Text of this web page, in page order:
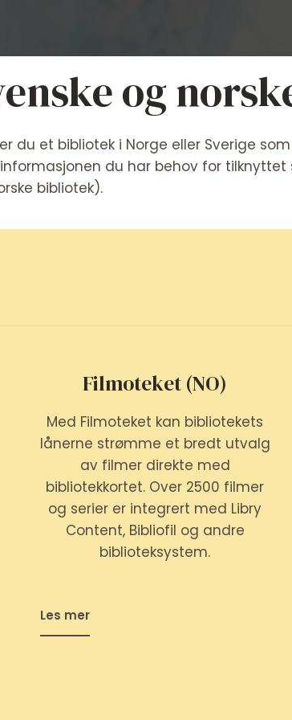
og
du et bibliotek i Norge eller Sverige
du har behov for
bibliotek).
Filmoteket (NO)
Med Filmoteket kan bibliotekets
lånerne strømme et bredt utvalg
av filmer direkte med
bibliotekkortet. Over 2500 filmer
og serier er integrert med Libry
Content, Bibliofil og andre
biblioteksystem.
Les mer